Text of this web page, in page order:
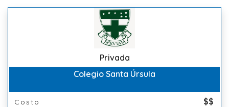
Privada
Colegio Santa Úrsula
Costo $$